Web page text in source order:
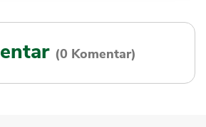
(0 Komentar)